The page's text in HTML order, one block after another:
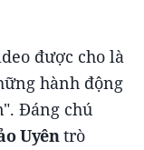
được cho là
hành động
Đáng chú
Uyêntrò